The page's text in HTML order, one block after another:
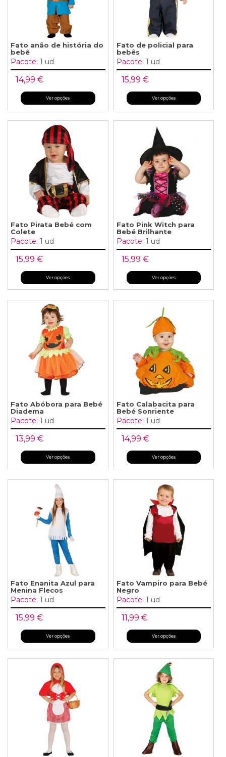
Fato anão de história do
bebê
Pacote: 1 ud
14,99 €
Ver opções
Fato de policial para
bebês
Pacote: 1 ud
15,99 €
Ver opções
Fato Pirata Bebé com
Colete
Pacote: 1 ud
15,99 €
Ver opções
Fato Pink Witch para
Bebé Brilhante
Pacote: 1 ud
15,99 €
Ver opções
Fato Abóbora para Bebé
Diadema
Pacote: 1 ud
13,99 €
Ver opções
Fato Calabacita para
Bebé Sonriente
Pacote: 1 ud
14,99 €
Ver opções
Fato Enanita Azul para
Menina Flecos
Pacote: 1 ud
15,99 €
Ver opções
Fato Vampiro para Bebé
Negro
Pacote: 1 ud
11,99 €
Ver opções